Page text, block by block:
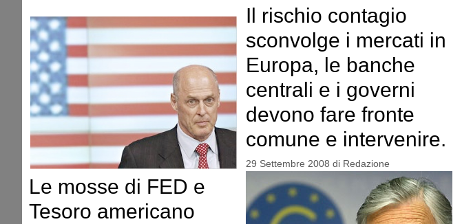
Il rischio contagio
sconvolge i mercati in
Europa, le banche
centrali e i governi
devono fare fronte
comune e intervenire.
29 Settembre 2008 di Redazione
Le mosse di FED e
Tesoro americano